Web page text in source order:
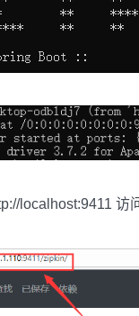
localhost:9411 访